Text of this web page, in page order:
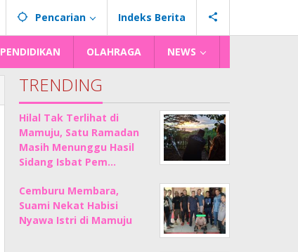
Pencarian Indeks Berita
PENDIDIKAN OLAHRAGA NEWS
TRENDING
Hilal Tak Terlihat di
Mamuju, Satu Ramadan
Masih Menunggu Hasil
Sidang Isbat Pem…
Cemburu Membara,
Suami Nekat Habisi
Nyawa Istri di Mamuju